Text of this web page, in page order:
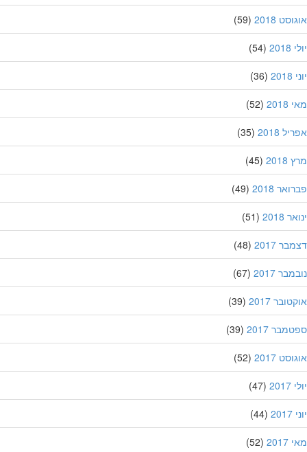
2018
(59)
(54)
(36)
(52)
2018
(35)
(45)
2018
(49)
2018
(51)
2017
(48)
2017
(67)
2017
(39)
2017
(39)
2017
(52)
(47)
(44)
(52)